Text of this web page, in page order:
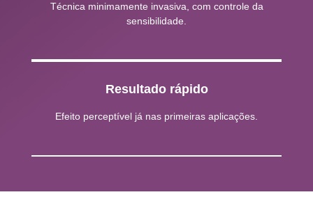
Técnica minimamente invasiva, com controle da
sensibilidade.
Resultado rápido
Efeito perceptível já nas primeiras aplicações.